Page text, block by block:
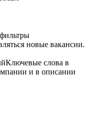
новые вакансии.
Ключевые слова в
и в описании